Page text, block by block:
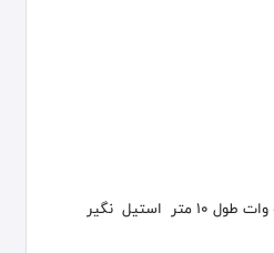
کانوایر ماکرویو 20 کیلو وات طول 10 متر استیل نگیر